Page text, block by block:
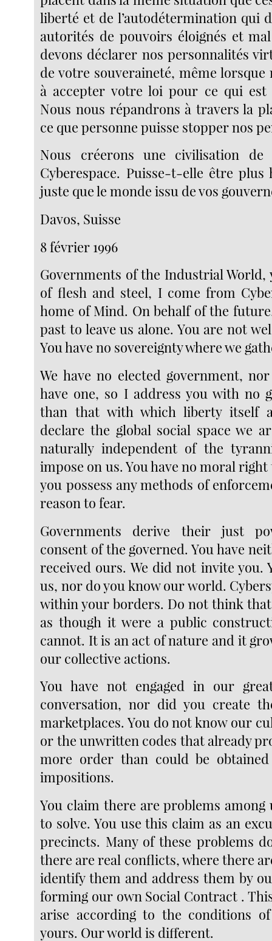
liberté et de l’autodétermination qui
autorités de pouvoirs éloignés et
devons déclarer nos personnalités
de votre souveraineté, même
à accepter votre loi pour ce qui
Nous nous répandrons à travers la
ce que personne puisse stopper nos
Nous créerons une civilisation de
Cyberespace. Puisse-t-elle être
juste que le monde issu de vos
Davos, Suisse
8 février 1996
Governments of the Industrial World,
of flesh and steel, I come from
home of Mind. On behalf of the
past to leave us alone. You are not
You have no sovereignty where we
We have no elected government,
have one, so I address you with no
than that with which liberty itself
declare the global social space we
naturally independent of the
impose on us. You have no moral
you possess any methods of
reason to fear.
Governments derive their just
consent of the governed. You have
received ours. We did not invite you.
us, nor do you know our world.
within your borders. Do not think
as though it were a public
cannot. It is an act of nature and it
our collective actions.
You have not engaged in our
conversation, nor did you create
marketplaces. You do not know our
or the unwritten codes that already
more order than could be
impositions.
You claim there are problems among
to solve. You use this claim as an
precincts. Many of these problems
there are real conflicts, where there
identify them and address them by
forming our own Social Contract .
arise according to the conditions
yours. Our world is different.